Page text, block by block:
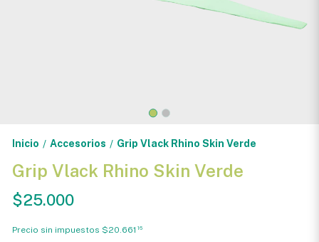
Inicio / Accesorios / Grip Vlack Rhino Skin Verde
Grip Vlack Rhino Skin Verde
$25.000
Precio sin impuestos $20.661 16